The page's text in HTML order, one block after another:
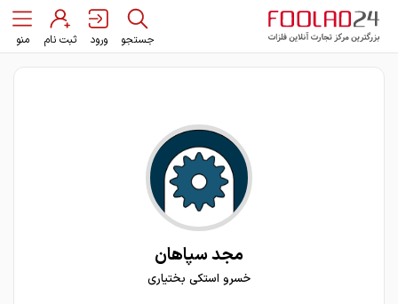
جستجو ورود ثبت نام منو
مجد سپاهان
خسرو استکی بختیاری